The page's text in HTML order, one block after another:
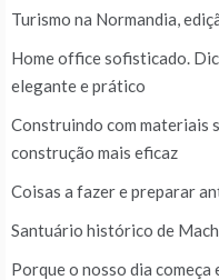
Turismo na Normandia,
Home office sofisticado.
elegante e prático
Construindo com materiais
construção mais eficaz
Coisas a fazer e preparar
Santuário histórico de
Porque o nosso dia